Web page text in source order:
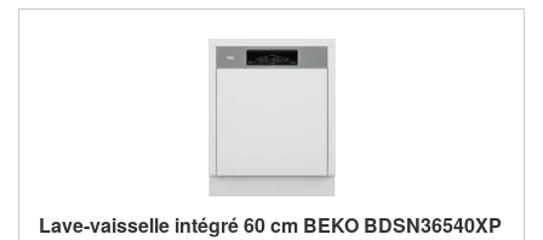
Lave-vaisselle intégré 60 cm BEKO BDSN36540XP